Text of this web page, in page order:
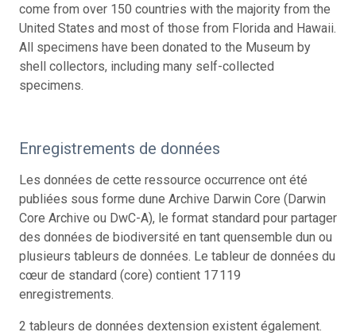
come from over 150 countries with the majority from the
United States and most of those from Florida and Hawaii.
All specimens have been donated to the Museum by
shell collectors, including many self-collected
specimens.
Enregistrements de données
Les données de cette ressource occurrence ont été
publiées sous forme dune Archive Darwin Core (Darwin
Core Archive ou DwC-A), le format standard pour partager
des données de biodiversité en tant quensemble dun ou
plusieurs tableurs de données. Le tableur de données du
cœur de standard (core) contient 17 119
enregistrements.
2 tableurs de données dextension existent également.